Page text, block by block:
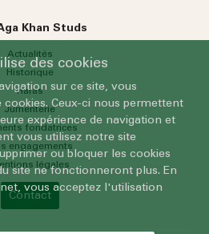
Khan Studs
Actualités
Historique
Haras
Jumenterie
fondatrices
engagements
légales
Contact
des cookies
sur ce site, vous
Ceux-ci nous permettent
expérience de navigation et
vous utilisez notre site
ou bloquer les cookies
site ne fonctionneront plus. En
vous acceptez l'utilisation